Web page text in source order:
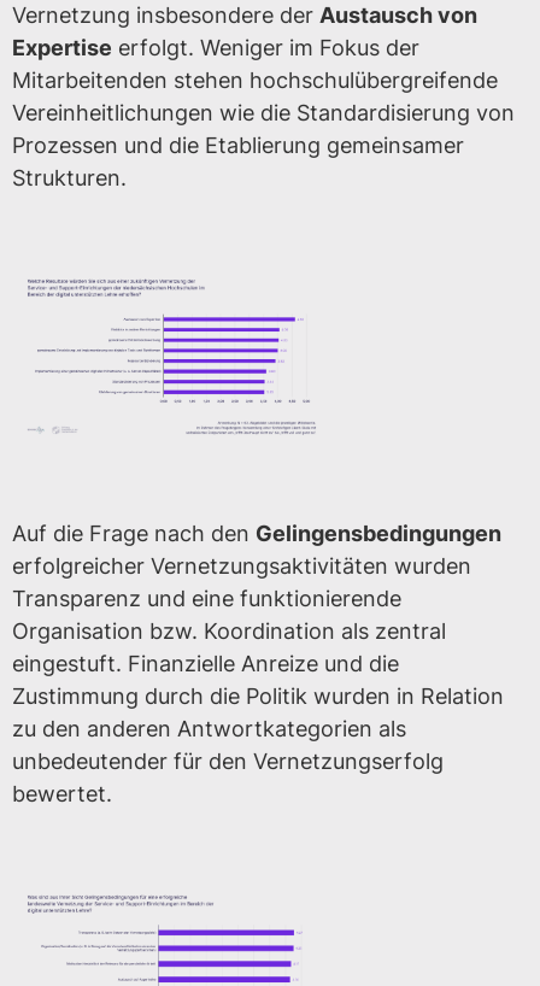
Vernetzung insbesondere der Austausch von
Expertise erfolgt. Weniger im Fokus der
Mitarbeitenden stehen hochschulübergreifende
Vereinheitlichungen wie die Standardisierung von
Prozessen und die Etablierung gemeinsamer
Strukturen.
Auf die Frage nach den Gelingensbedingungen
erfolgreicher Vernetzungsaktivitäten wurden
Transparenz und eine funktionierende
Organisation bzw. Koordination als zentral
eingestuft. Finanzielle Anreize und die
Zustimmung durch die Politik wurden in Relation
zu den anderen Antwortkategorien als
unbedeutender für den Vernetzungserfolg
bewertet.